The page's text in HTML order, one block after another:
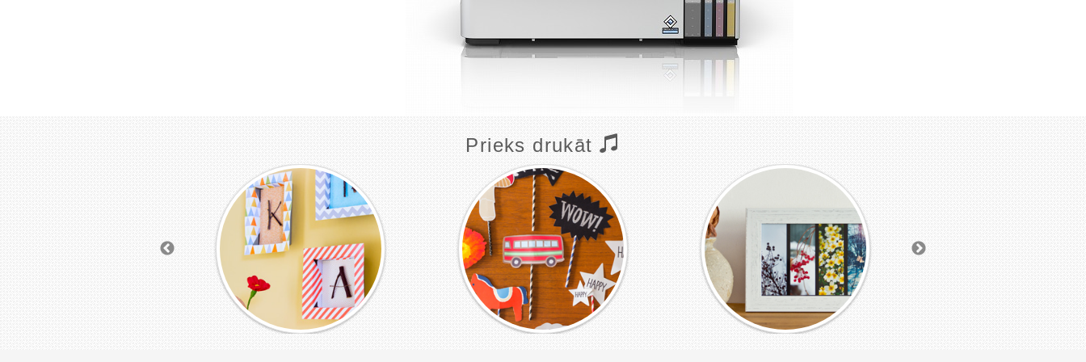
Prieks drukāt